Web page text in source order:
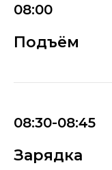
08:00
Подъём
08:30-08:45
Зарядка